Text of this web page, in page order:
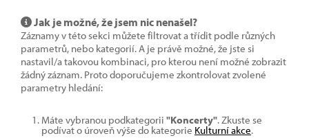
Jak je možné, že jsem nic nenašel?
Záznamy v této sekci můžete filtrovat a třídit podle různých
parametrů, nebo kategorií. A je právě možné, že jste si
nastavil/a takovou kombinaci, pro kterou není možné zobrazit
žádný záznam. Proto doporučujeme zkontrolovat zvolené
parametry hledání:
Máte vybranou podkategorii "Koncerty". Zkuste se
podívat o úroveň výše do kategorie Kulturní akce.